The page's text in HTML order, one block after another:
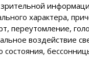
характера,
переутомление,
воздействие